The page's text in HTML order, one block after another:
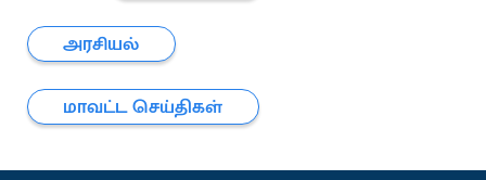
அரசியல்
மாவட்ட செய்திகள்